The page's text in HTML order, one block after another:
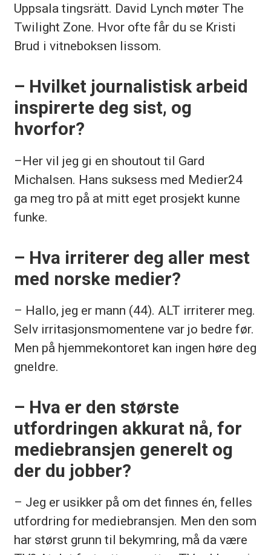
Uppsala tingsrätt. David Lynch møter The
Twilight Zone. Hvor ofte får du se Kristi
Brud i vitneboksen lissom.
– Hvilket journalistisk arbeid
inspirerte deg sist, og
hvorfor?
–Her vil jeg gi en shoutout til Gard
Michalsen. Hans suksess med Medier24
ga meg tro på at mitt eget prosjekt kunne
funke.
– Hva irriterer deg aller mest
med norske medier?
– Hallo, jeg er mann (44). ALT irriterer meg.
Selv irritasjonsmomentene var jo bedre før.
Men på hjemmekontoret kan ingen høre deg
gneldre.
– Hva er den største
utfordringen akkurat nå, for
mediebransjen generelt og
der du jobber?
– Jeg er usikker på om det finnes én, felles
utfordring for mediebransjen. Men den som
har størst grunn til bekymring, må da være